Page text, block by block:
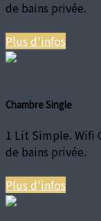
de bains privée.
Plus d'infos
Chambre Single
1 Lit Simple. Wifi
de bains privée.
Plus d'infos